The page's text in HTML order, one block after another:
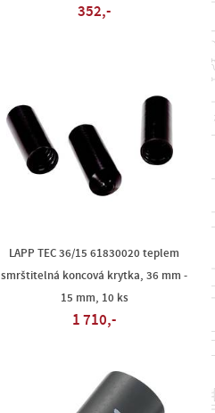
352,-
LAPP TEC 36/15 61830020 teplem
smrštitelná koncová krytka, 36 mm -
15 mm, 10 ks
1 710,-